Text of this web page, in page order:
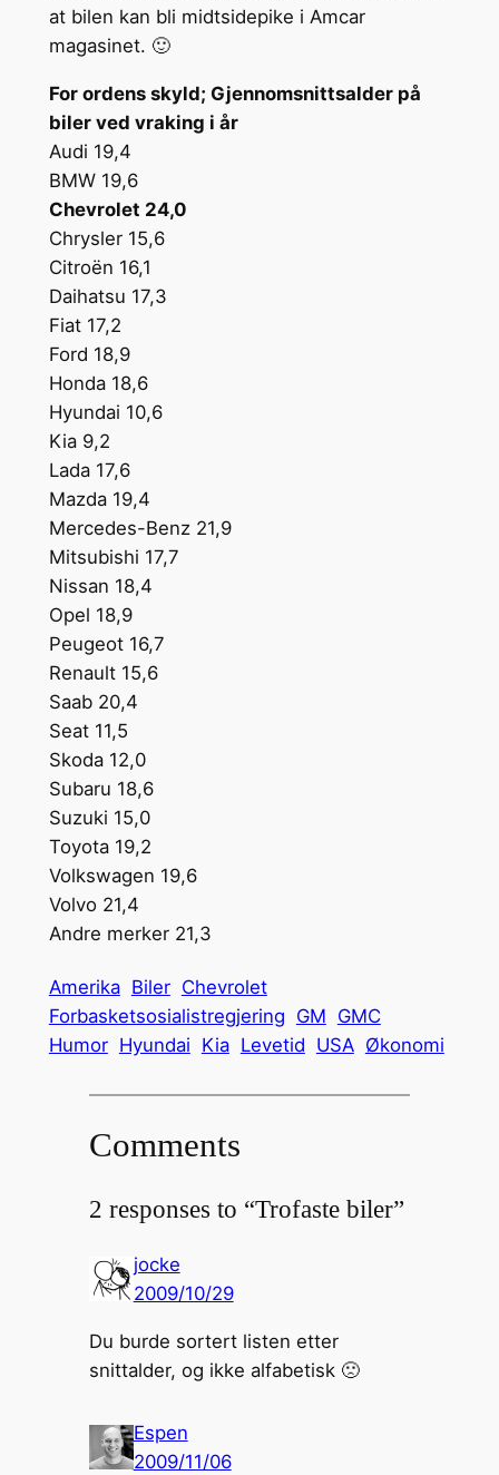
at bilen kan bli midtsidepike i Amcar
magasinet. 🙂
For ordens skyld; Gjennomsnittsalder på
biler ved vraking i år
Audi 19,4
BMW 19,6
Chevrolet 24,0
Chrysler 15,6
Citroën 16,1
Daihatsu 17,3
Fiat 17,2
Ford 18,9
Honda 18,6
Hyundai 10,6
Kia 9,2
Lada 17,6
Mazda 19,4
Mercedes-Benz 21,9
Mitsubishi 17,7
Nissan 18,4
Opel 18,9
Peugeot 16,7
Renault 15,6
Saab 20,4
Seat 11,5
Skoda 12,0
Subaru 18,6
Suzuki 15,0
Toyota 19,2
Volkswagen 19,6
Volvo 21,4
Andre merker 21,3
Amerika Biler Chevrolet
Forbasketsosialistregjering GM GMC
Humor Hyundai Kia Levetid USA Økonomi
Comments
2 responses to “Trofaste biler”
jocke
2009/10/29
Du burde sortert listen etter
snittalder, og ikke alfabetisk 🙁
Espen
2009/11/06